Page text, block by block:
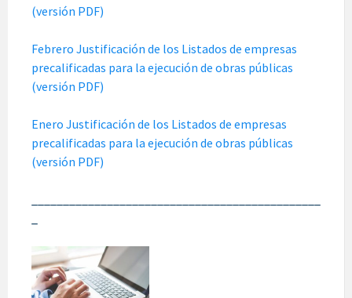
(versión PDF)
Febrero Justificación de los Listados de empresas
precalificadas para la ejecución de obras públicas
(versión PDF)
Enero Justificación de los Listados de empresas
precalificadas para la ejecución de obras públicas
(versión PDF)